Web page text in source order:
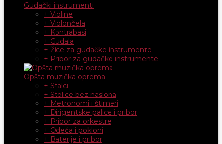
Gudački instrumenti
+ Violine
+ Violončela
+ Kontrabasi
+ Gudala
+ Žice za gudačke instrumente
+ Pribor za gudačke instrumente
Opšta muzička oprema
+ Stalci
+ Stolice bez naslona
+ Metronomi i štimeri
+ Dirigentske palice i pribor
+ Pribor za orkestre
+ Odeća i pokloni
+ Baterije i pribor